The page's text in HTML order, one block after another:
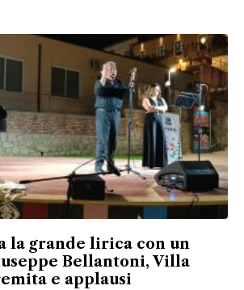
la grande lirica con un
Bellantoni, Villa
e applausi